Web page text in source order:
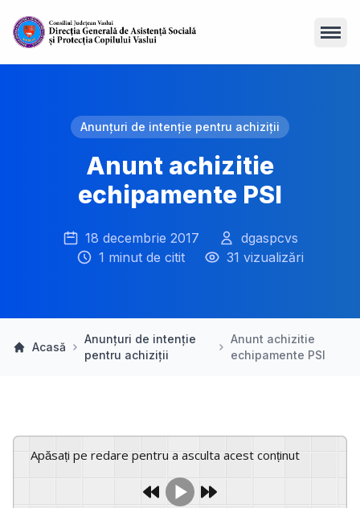
Anunțuri de intenție pentru achiziții
Anunt achizitie
echipamente PSI
18 decembrie 2017
dgaspcvs
1 minut de citit
31 vizualizări
Acasă
Anunțuri de intenție
pentru achiziții
Anunt achizitie
echipamente PSI
Apăsați pe redare pentru a asculta acest conținut